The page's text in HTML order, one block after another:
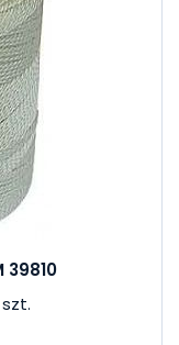
39810